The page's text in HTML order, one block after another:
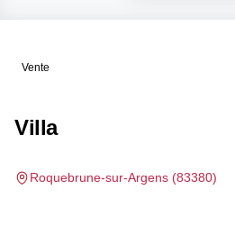
Vente
Villa
Roquebrune-sur-Argens (83380)